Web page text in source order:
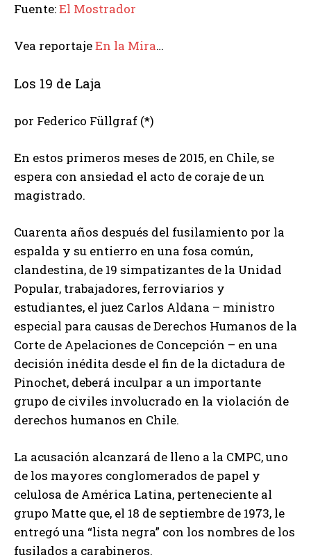
Fuente:El Mostrador
Vea reportajeEn la Mira…
Los 19 de Laja
por Federico Füllgraf (*)
En estos primeros meses de 2015, en Chile, se
espera con ansiedad el acto de coraje de un
magistrado.
Cuarenta años después del fusilamiento por la
espalda y su entierro en una fosa común,
clandestina, de 19 simpatizantes de la Unidad
Popular, trabajadores, ferroviarios y
estudiantes, el juez Carlos Aldana – ministro
especial para causas de Derechos Humanos de la
Corte de Apelaciones de Concepción – en una
decisión inédita desde el fin de la dictadura de
Pinochet, deberá inculpar a un importante
grupo de civiles involucrado en la violación de
derechos humanos en Chile.
La acusación alcanzará de lleno a la CMPC, uno
de los mayores conglomerados de papel y
celulosa de América Latina, perteneciente al
grupo Matte que, el 18 de septiembre de 1973, le
entregó una “lista negra” con los nombres de los
fusilados a carabineros.